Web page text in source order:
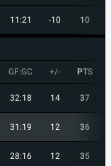
11:21 -10 10
GF:GC +/- PTS
32:18 14 37
31:19 12 36
28:16 12 35